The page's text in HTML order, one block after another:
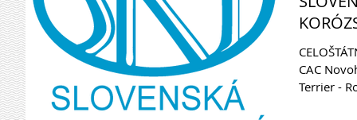
CAC
Terrier -